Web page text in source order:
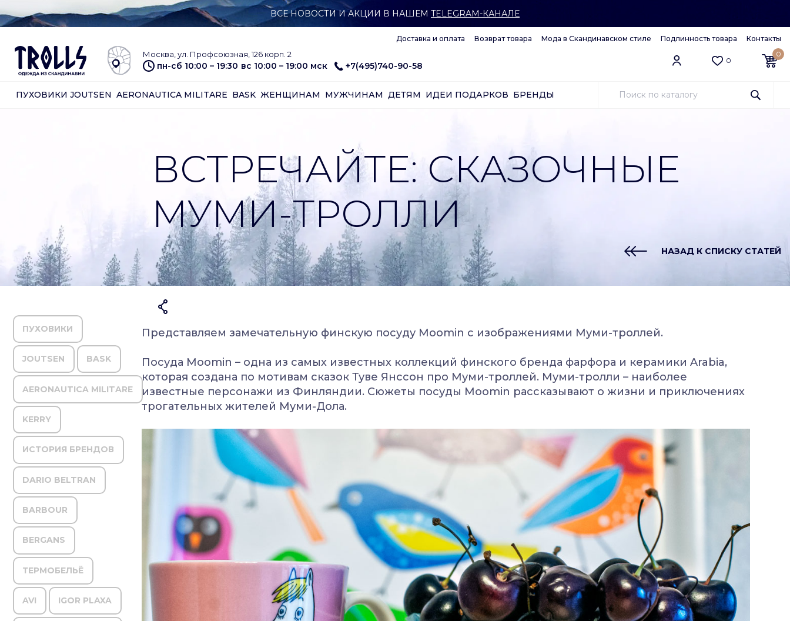
ВСЕ НОВОСТИ И АКЦИИ В НАШЕМ TELEGRAM-КАНАЛЕ
Доставка и оплата Возврат товара Мода в Скандинавском стиле Подлинность товара Контакты
Москва, ул. Профсоюзная, 126 корп. 2
пн-сб 10:00 – 19:30 вс 10:00 – 19:00 мск +7(495)740-90-58
0
0
ПУХОВИКИ JOUTSEN AERONAUTICA MILITARE BASK ЖЕНЩИНАМ МУЖЧИНАМ ДЕТЯМ ИДЕИ ПОДАРКОВ БРЕНДЫ
ВСТРЕЧАЙТЕ: СКАЗОЧНЫЕ
МУМИ-ТРОЛЛИ
НАЗАД К СПИСКУ СТАТЕЙ
ПУХОВИКИ
JOUTSEN BASK
AERONAUTICA MILITARE
KERRY
ИСТОРИЯ БРЕНДОВ
DARIO BELTRAN
BARBOUR
BERGANS
ТЕРМОБЕЛЬЁ
AVI IGOR PLAXA
Представляем замечательную финскую посуду Moomin с изображениями Муми-троллей.
Посуда Moomin – одна из самых известных коллекций финского бренда фарфора и керамикиArabia,
которая создана по мотивам сказок Туве Янссон про Муми-троллей. Муми-тролли – наиболее
известные персонажи из Финляндии. Сюжеты посуды Moomin рассказывают о жизни и приключениях
трогательных жителей Муми-Дола.